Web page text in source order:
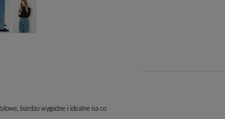
bardzo wygodne i idealne na co